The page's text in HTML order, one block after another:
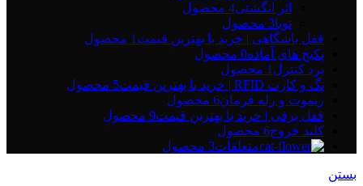
اثر انگشتی4 محصول
تویا3 محصول
قفل باشگاهی | خرید با بهترین قیمت 1 محصول
پکیج های آماده0 محصول
برد کنترل 1 محصول
تگ و کارت RFID | خرید با بهترین قیمت
5 محصول
ریموت و رله فرمان6 محصول
قفل برقی | خرید با بهترین قیمت9 محصول
کلید خروج6 محصول
متعلقات3 محصول
بستن